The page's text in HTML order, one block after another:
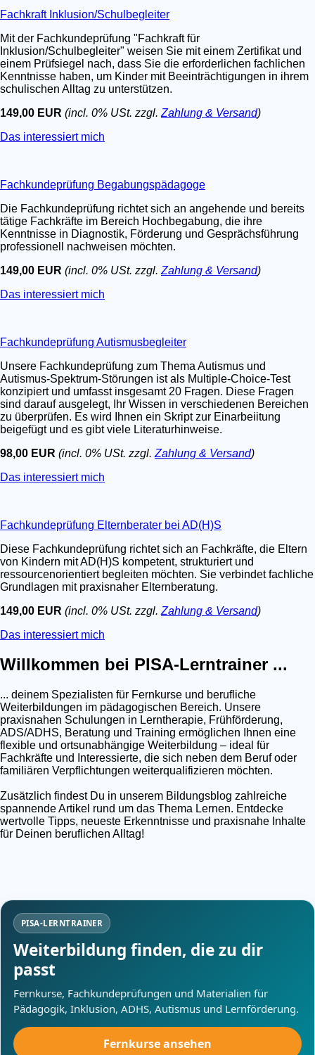
Fachkraft Inklusion/Schulbegleiter
Mit der Fachkundeprüfung "Fachkraft für
Inklusion/Schulbegleiter" weisen Sie mit einem Zertifikat und
einem Prüfsiegel nach, dass Sie die erforderlichen fachlichen
Kenntnisse haben, um Kinder mit Beeinträchtigungen in ihrem
schulischen Alltag zu unterstützen.
149,00 EUR (incl. 0% USt. zzgl. Zahlung & Versand)
Das interessiert mich
Fachkundeprüfung Begabungspädagoge
Die Fachkundeprüfung richtet sich an angehende und bereits
tätige Fachkräfte im Bereich Hochbegabung, die ihre
Kenntnisse in Diagnostik, Förderung und Gesprächsführung
professionell nachweisen möchten.
149,00 EUR (incl. 0% USt. zzgl. Zahlung & Versand)
Das interessiert mich
Fachkundeprüfung Autismusbegleiter
Unsere Fachkundeprüfung zum Thema Autismus und
Autismus-Spektrum-Störungen ist als Multiple-Choice-Test
konzipiert und umfasst insgesamt 20 Fragen. Diese Fragen
sind darauf ausgelegt, Ihr Wissen in verschiedenen Bereichen
zu überprüfen. Es wird Ihnen ein Skript zur Einarbeiitung
beigefügt und es gibt viele Literaturhinweise.
98,00 EUR (incl. 0% USt. zzgl. Zahlung & Versand)
Das interessiert mich
Fachkundeprüfung Elternberater bei AD(H)S
Diese Fachkundeprüfung richtet sich an Fachkräfte, die Eltern
von Kindern mit AD(H)S kompetent, strukturiert und
ressourcenorientiert begleiten möchten. Sie verbindet fachliche
Grundlagen mit praxisnaher Elternberatung.
149,00 EUR (incl. 0% USt. zzgl. Zahlung & Versand)
Das interessiert mich
Willkommen bei PISA-Lerntrainer ...
... deinem Spezialisten für Fernkurse und berufliche
Weiterbildungen im pädagogischen Bereich. Unsere
praxisnahen Schulungen in Lerntherapie, Frühförderung,
ADS/ADHS, Beratung und Training ermöglichen Ihnen eine
flexible und ortsunabhängige Weiterbildung – ideal für
Fachkräfte und Interessierte, die sich neben dem Beruf oder
familiären Verpflichtungen weiterqualifizieren möchten.
Zusätzlich findest Du in unserem Bildungsblog zahlreiche
spannende Artikel rund um das Thema Lernen. Entdecke
wertvolle Tipps, neueste Erkenntnisse und praxisnahe Inhalte
für Deinen beruflichen Alltag!
PISA-LERNTRAINER
Weiterbildung finden, die zu dir
passt
Fernkurse, Fachkundeprüfungen und Materialien für
Pädagogik, Inklusion, ADHS, Autismus und Lernförderung.
Fernkurse ansehen